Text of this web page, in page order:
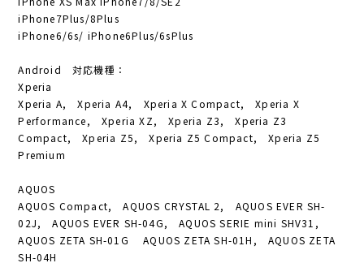
iPhone7Plus/8Plus
iPhone6/6s/ iPhone6Plus/6sPlus
Android 対応機種：
Xperia
Xperia A, Xperia A4, Xperia X Compact, Xperia X
Performance, Xperia XZ, Xperia Z3, Xperia Z3
Compact, Xperia Z5, Xperia Z5 Compact, Xperia Z5
Premium
AQUOS
AQUOS Compact, AQUOS CRYSTAL 2, AQUOS EVER SH-
02J, AQUOS EVER SH-04G, AQUOS SERIE mini SHV31,
AQUOS ZETA SH-01G AQUOS ZETA SH-01H, AQUOS ZETA
SH-04H